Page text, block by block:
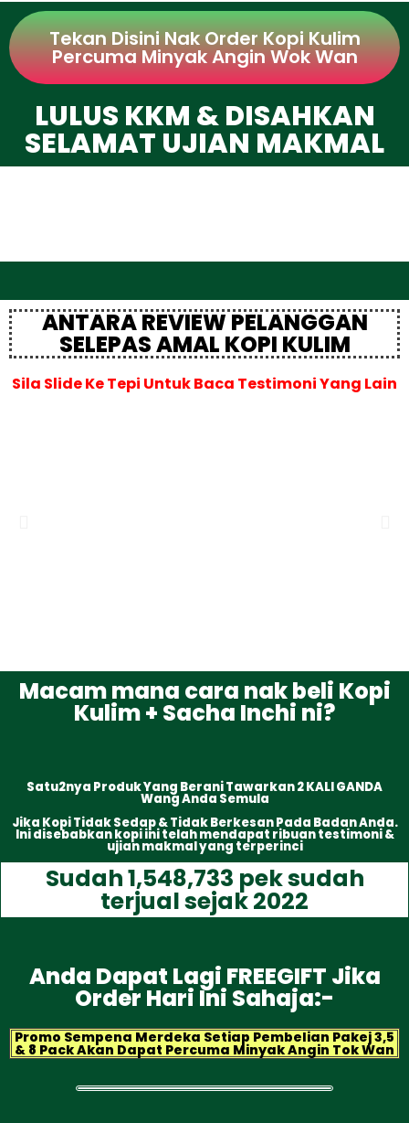
Tekan Disini Nak Order Kopi Kulim
Percuma Minyak Angin Wok Wan
LULUS KKM & DISAHKAN
SELAMAT UJIAN MAKMAL
ANTARA REVIEW PELANGGAN
SELEPAS AMAL KOPI KULIM
Sila Slide Ke Tepi Untuk Baca Testimoni Yang Lain
Macam mana cara nak beli Kopi
Kulim + Sacha Inchi ni?
Satu2nya Produk Yang Berani Tawarkan 2 KALI GANDA
Wang Anda Semula
Jika Kopi Tidak Sedap & Tidak Berkesan Pada Badan Anda.
Ini disebabkan kopi ini telah mendapat ribuan testimoni &
ujian makmal yang terperinci
Sudah 1,548,733 pek sudah
terjual sejak 2022
Anda Dapat Lagi FREEGIFT Jika
Order Hari Ini Sahaja:-
Promo Sempena Merdeka Setiap Pembelian Pakej 3,5
& 8 Pack Akan Dapat Percuma Minyak Angin Tok Wan